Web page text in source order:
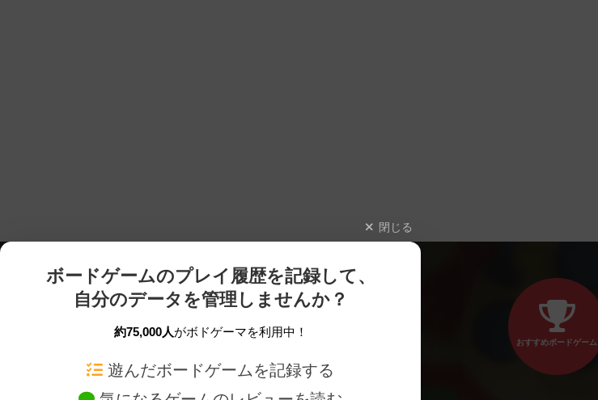
閉じる
ボードゲームのプレイ履歴を記録して、
自分のデータを管理しませんか？
約75,000人がボドゲーマを利用中！
遊んだボードゲームを記録する
おすすめボードゲーム